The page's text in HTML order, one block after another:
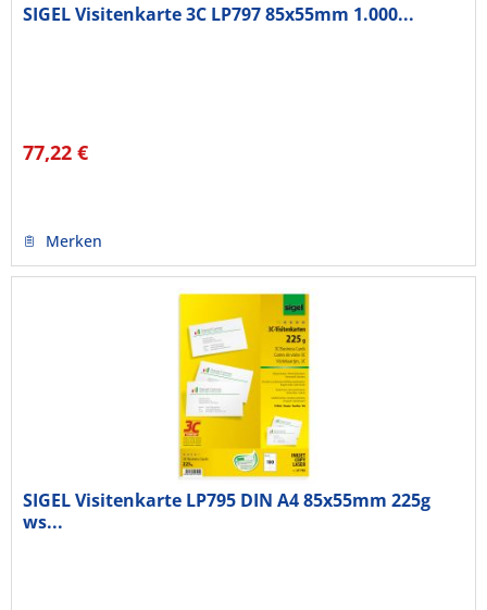
SIGEL Visitenkarte 3C LP797 85x55mm 1.000...
77,22 €
Merken
SIGEL Visitenkarte LP795 DIN A4 85x55mm 225g
ws...